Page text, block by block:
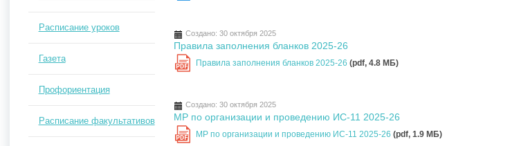
Создано: 30 октября 2025
Правила заполнения бланков 2025-26
PDF Правила заполнения бланков 2025-26 (pdf, 4.8 MБ)
Создано: 30 октября 2025
МР по организации и проведению ИС-11 2025-26
PDF МР по организации и проведению ИС-11 2025-26 (pdf, 1.9 MБ)
Расписание уроков
Газета
Профориентация
Расписание факультативов